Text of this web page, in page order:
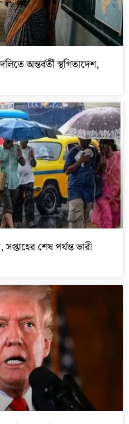
অন্তর্বর্তী স্থগিতাদেশ,
শেষ পর্যন্ত ভারী